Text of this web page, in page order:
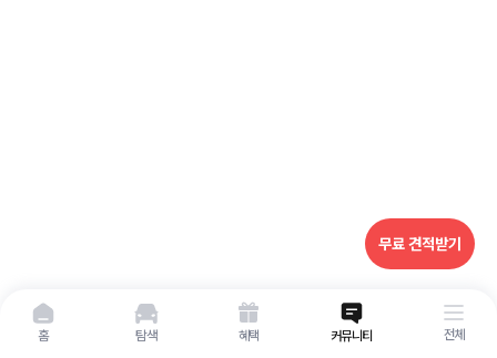
홈 탐색 혜택 커뮤니티 전체
무료 견적받기